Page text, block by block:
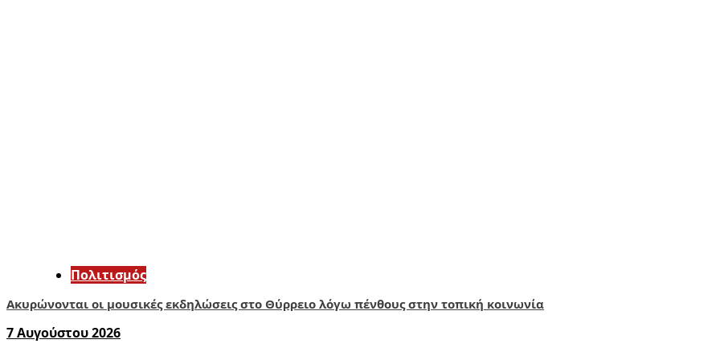
Πολιτισμός
Ακυρώνονται οι μουσικές εκδηλώσεις στο Θύρρειο λόγω πένθους στην τοπική κοινωνία
7 Αυγούστου 2026